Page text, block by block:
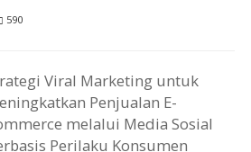
590
Viral Marketing untuk
Penjualan E-
melalui Media Sosial
Perilaku Konsumen